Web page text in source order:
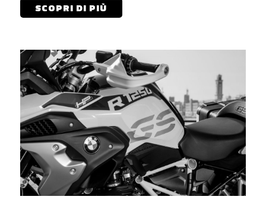
SCOPRI DI PIÙ